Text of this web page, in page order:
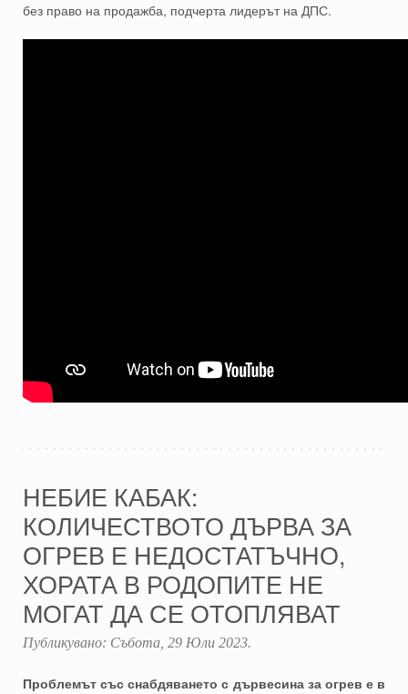
без право на продажба, подчерта лидерът на ДПС.
НЕБИЕ КАБАК:
КОЛИЧЕСТВОТО ДЪРВА ЗА
ОГРЕВ Е НЕДОСТАТЪЧНО,
ХОРАТА В РОДОПИТЕ НЕ
МОГАТ ДА СЕ ОТОПЛЯВАТ
Публикувано: Събота, 29 Юли 2023.
Проблемът със снабдяването с дървесина за огрев е в